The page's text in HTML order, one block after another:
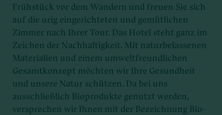
Frühstück vor dem Wandern und freuen Sie sich
auf die urig eingerichteten und gemütlichen
Zimmer nach Ihrer Tour. Das Hotel steht ganz im
Zeichen der Nachhaltigkeit. Mit naturbelassenen
Materialien und einem umweltfreundlichen
Gesamtkonzept möchten wir Ihre Gesundheit
und unsere Natur schützen. Da bei uns
ausschließlich Bioprodukte genutzt werden,
versprechen wir Ihnen mit der Bezeichnung Bio-